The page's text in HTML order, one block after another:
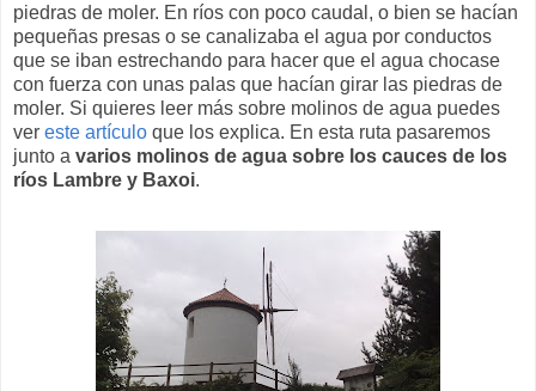
piedras de moler. En ríos con poco caudal, o bien se hacían
pequeñas presas o se canalizaba el agua por conductos
que se iban estrechando para hacer que el agua chocase
con fuerza con unas palas que hacían girar las piedras de
moler. Si quieres leer más sobre molinos de agua puedes
ver este artículo que los explica. En esta ruta pasaremos
junto a varios molinos de agua sobre los cauces de los
ríos Lambre y Baxoi.